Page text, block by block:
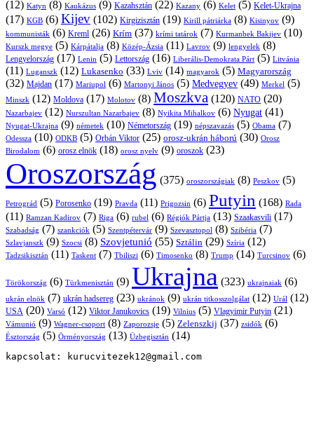
(12) Katyn (8) Kaukázus (9) Kazahsztán (22) Kazany (6) Kelet (5) Kelet-Ukrajna
(17) KGB (6) Kijev (102) Kirgizisztán (19) Kirill pátriárka (8) Kisinyov (9)
kommunisták (6) Kreml (26) Krím (37) krími tatárok (7) Kurmanbek Bakijev (10)
Kurszk megye (5) Kárpátalja (8) Közép-Ázsia (11) Lavrov (9) lengyelek (8)
Lengyelország (17) Lenin (5) Lettország (16) Liberális-Demokrata Párt (5) Litvánia
(11) Luganszk (12) Lukasenko (33) Lviv (14) magyarok (5) Magyarország
(32) Majdan (17) Mariupol (6) Martonyi János (5) Medvegyev (49) Merkel (5)
Minszk (12) Moldova (17) Molotov (8) Moszkva (120) NATO (20)
Nazarbajev (12) Nurszultan Nazarbajev (8) Nyikita Mihalkov (6) Nyugat (41)
Nyugat-Ukrajna (9) németek (10) Németország (19) népszavazás (5) Obama (7)
Odessza (10) ODKB (5) Orbán Viktor (25) orosz-ukrán háború (30) Orosz
Birodalom (6) orosz elnök (18) orosz nyelv (9) oroszok (23)
Oroszország (375) oroszországiak (8) Peszkov (5)
Petrográd (5) Porosenko (19) Pravda (11) Prigozsin (6) Putyin (168) Rada
(11) Ramzan Kadirov (7) Riga (6) rubel (6) Régiók Pártja (13) Szaakasvili (17)
Szabadság (7) szankciók (5) Szentpétervár (9) Szevasztopol (8) Szibéria (7)
Szlavjanszk (9) Szocsi (8) Szovjetunió (55) Sztálin (29) Szíria (12)
Tadzsikisztán (11) Taskent (7) Tbiliszi (6) Timosenko (8) Trump (14) Turcsinov (6)
Törökország (6) Türkmenisztán (9) Ukrajna (323) ukrajnaiak (6)
ukrán elnök (7) ukrán hadsereg (23) ukránok (9) ukrán titkosszolgálat (12) Urál (12)
USA (20) Varsó (12) Viktor Janukovics (19) Vilnius (5) Vlagyimir Putyin (21)
Vámunió (9) Wagner-csoport (8) Zaporozsje (5) Zelenszkij (37) zsidók (6)
Észtország (5) Örményország (13) Üzbegisztán (14)
kapcsolat: kurucvitezek12@gmail.com